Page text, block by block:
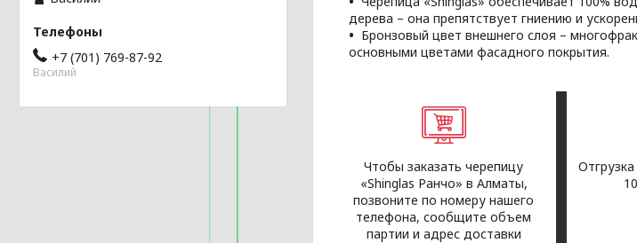
дерева – она препятствует гниению и
Бронзовый цвет внешнего слоя –
основными цветами фасадного покрытия.
Чтобы заказать черепицу
«Shinglas Ранчо» в Алматы,
позвоните по номеру нашего
телефона, сообщите объем
партии и адрес доставки
+7 (701) 769-87-92
Василий